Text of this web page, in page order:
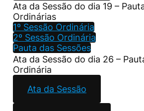
Ata da Sessão do dia 19 –
Ordinárias
1º Sessão Ordinária
2º Sessão Ordinária
Pauta das Sessões
Ata da Sessão do dia 26 –
Ordinária
Ata da Sessão